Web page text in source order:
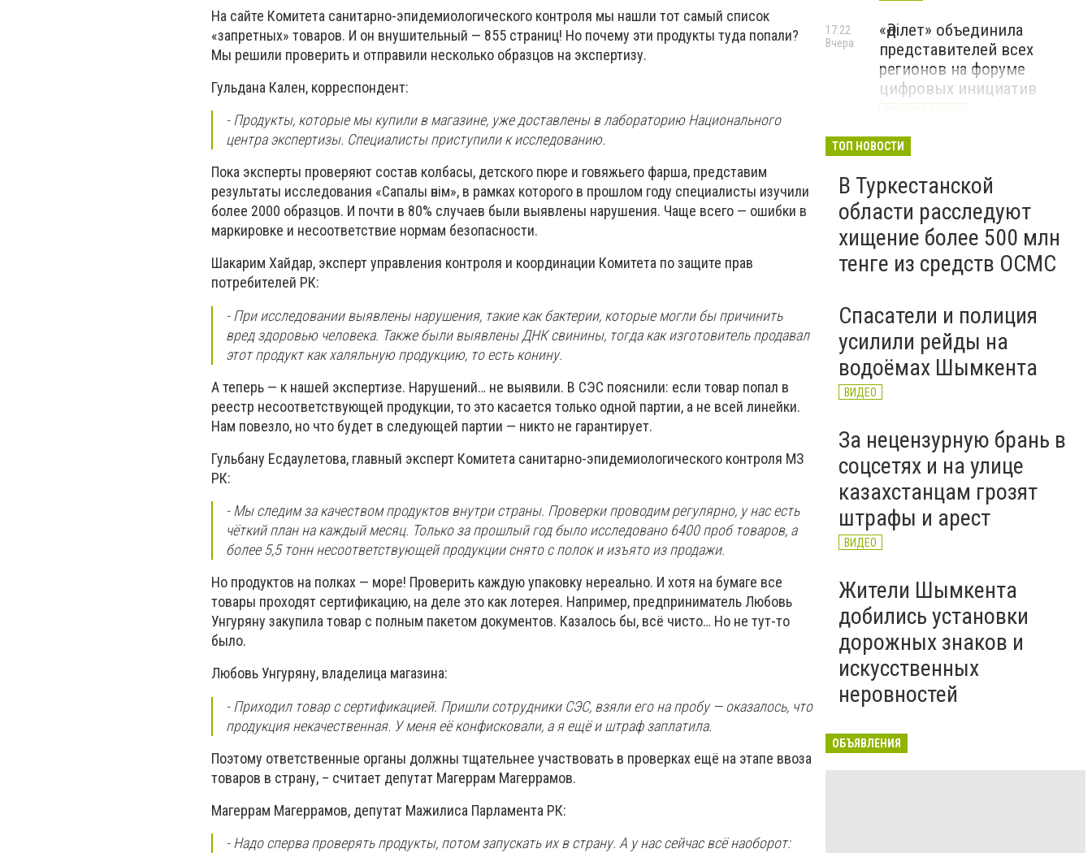
На сайте Комитета санитарно-эпидемиологического контроля мы нашли тот самый список
«запретных» товаров. И он внушительный — 855 страниц! Но почему эти продукты туда попали?
Мы решили проверить и отправили несколько образцов на экспертизу.
Гульдана Кален, корреспондент:
- Продукты, которые мы купили в магазине, уже доставлены в лабораторию Национального
центра экспертизы. Специалисты приступили к исследованию.
Пока эксперты проверяют состав колбасы, детского пюре и говяжьего фарша, представим
результаты исследования «Сапалы өнім», в рамках которого в прошлом году специалисты изучили
более 2000 образцов. И почти в 80% случаев были выявлены нарушения. Чаще всего — ошибки в
маркировке и несоответствие нормам безопасности.
Шакарим Хайдар, эксперт управления контроля и координации Комитета по защите прав
потребителей РК:
- При исследовании выявлены нарушения, такие как бактерии, которые могли бы причинить
вред здоровью человека. Также были выявлены ДНК свинины, тогда как изготовитель продавал
этот продукт как халяльную продукцию, то есть конину.
А теперь — к нашей экспертизе. Нарушений… не выявили. В СЭС пояснили: если товар попал в
реестр несоответствующей продукции, то это касается только одной партии, а не всей линейки.
Нам повезло, но что будет в следующей партии — никто не гарантирует.
Гульбану Есдаулетова, главный эксперт Комитета санитарно-эпидемиологического контроля МЗ
РК:
- Мы следим за качеством продуктов внутри страны. Проверки проводим регулярно, у нас есть
чёткий план на каждый месяц. Только за прошлый год было исследовано 6400 проб товаров, а
более 5,5 тонн несоответствующей продукции снято с полок и изъято из продажи.
Но продуктов на полках — море! Проверить каждую упаковку нереально. И хотя на бумаге все
товары проходят сертификацию, на деле это как лотерея. Например, предприниматель Любовь
Унгуряну закупила товар с полным пакетом документов. Казалось бы, всё чисто… Но не тут-то
было.
Любовь Унгуряну, владелица магазина:
- Приходил товар с сертификацией. Пришли сотрудники СЭС, взяли его на пробу — оказалось, что
продукция некачественная. У меня её конфисковали, а я ещё и штраф заплатила.
Поэтому ответственные органы должны тщательнее участвовать в проверках ещё на этапе ввоза
товаров в страну, – считает депутат Магеррам Магеррамов.
Магеррам Магеррамов, депутат Мажилиса Парламента РК:
- Надо сперва проверять продукты, потом запускать их в страну. А у нас сейчас всё наоборот:
«Әділет» объединила
представителей всех
регионов на форуме
цифровых инициатив
17:22
Вчера
В Казахстане назвали
высокооплачиваемые
вакансии июля
12:15
ТОП НОВОСТИ
В Туркестанской
области расследуют
хищение более 500 млн
тенге из средств ОСМС
Спасатели и полиция
усилили рейды на
водоёмах Шымкента
ВИДЕО
За нецензурную брань в
соцсетях и на улице
казахстанцам грозят
штрафы и арест
ВИДЕО
Жители Шымкента
добились установки
дорожных знаков и
искусственных
неровностей
ОБЪЯВЛЕНИЯ